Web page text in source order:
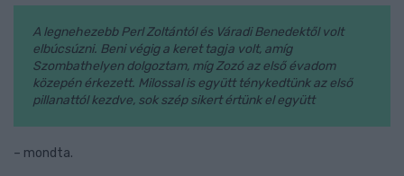
A legnehezebb Perl Zoltántól és Váradi Benedektől volt
elbúcsúzni. Beni végig a keret tagja volt, amíg
Szombathelyen dolgoztam, míg Zozó az első évadom
közepén érkezett. Milossal is együtt ténykedtünk az első
pillanattól kezdve, sok szép sikert értünk el együtt
– mondta.